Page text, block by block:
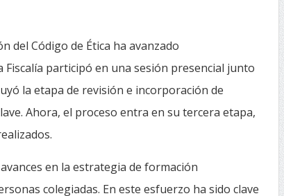
del Código de Ética ha avanzado
Fiscalía participó en una sesión presencial junto
la etapa de revisión e incorporación de
Ahora, el proceso entra en su tercera etapa,
en la estrategia de formación
colegiadas. En este esfuerzo ha sido clave